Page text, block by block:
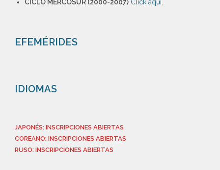
CICLO MERCOSUR (2000-2007) Click aquí.
EFEMÉRIDES
IDIOMAS
JAPONÉS: INSCRIPCIONES ABIERTAS
COREANO: INSCRIPCIONES ABIERTAS
RUSO: INSCRIPCIONES ABIERTAS